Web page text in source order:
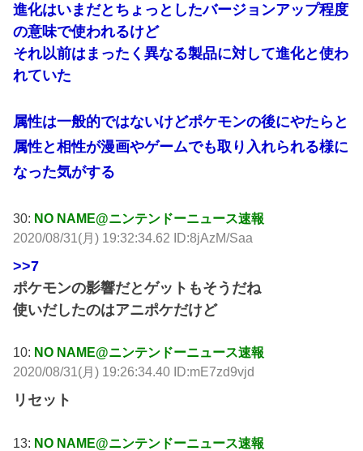
進化はいまだとちょっとしたバージョンアップ程度
の意味で使われるけど
それ以前はまったく異なる製品に対して進化と使わ
れていた
属性は一般的ではないけどポケモンの後にやたらと
属性と相性が漫画やゲームでも取り入れられる様に
なった気がする
30: NO NAME@ニンテンドーニュース速報
2020/08/31(月) 19:32:34.62 ID:8jAzM/Saa
>>7
ポケモンの影響だとゲットもそうだね
使いだしたのはアニポケだけど
10: NO NAME@ニンテンドーニュース速報
2020/08/31(月) 19:26:34.40 ID:mE7zd9vjd
リセット
13: NO NAME@ニンテンドーニュース速報